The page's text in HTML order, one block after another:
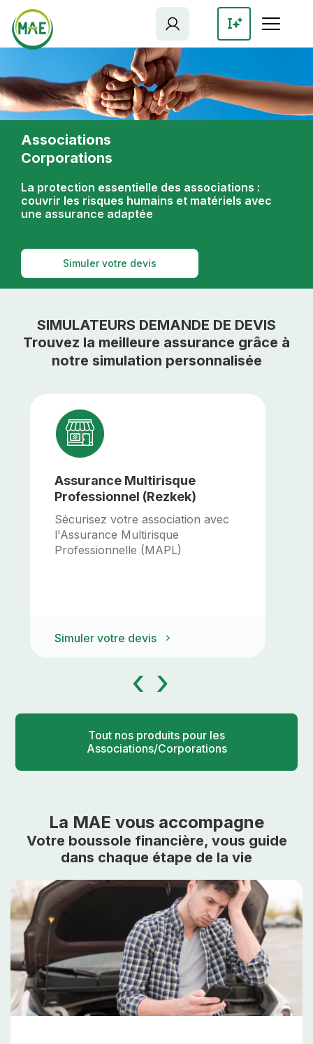
contenu
principal
Associations
Corporations
La protection essentielle des associations :
couvrir les risques humains et matériels avec
une assurance adaptée
Simuler votre devis
SIMULATEURS DEMANDE DE DEVIS
Trouvez la meilleure assurance grâce à
notre simulation personnalisée
Assurance Multirisque
Professionnel (Rezkek)
Sécurisez votre association avec
l'Assurance Multirisque
Professionnelle (MAPL)
Simuler votre devis
‹ ›
Tout nos produits pour les
Associations/Corporations
La MAE vous accompagne
Votre boussole financière, vous guide
dans chaque étape de la vie